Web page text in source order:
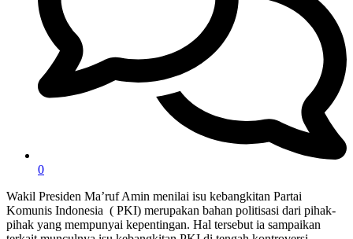
0
Wakil Presiden Ma’ruf Amin menilai isu kebangkitan Partai
Komunis Indonesia ( PKI) merupakan bahan politisasi dari pihak-
pihak yang mempunyai kepentingan. Hal tersebut ia sampaikan